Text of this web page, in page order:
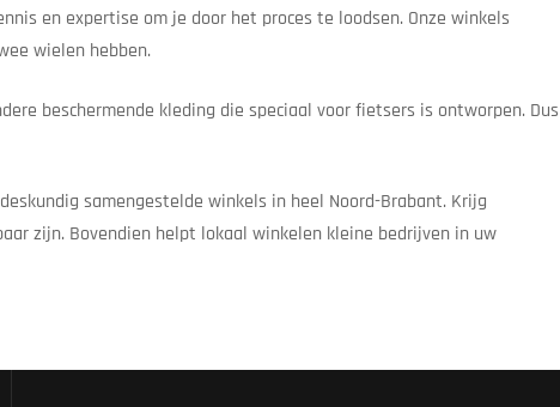
en expertise om je door het proces te loodsen. Onze winkels
wielen hebben.
beschermende kleding die speciaal voor fietsers is ontworpen. Dus
samengestelde winkels in heel Noord-Brabant. Krijg
zijn. Bovendien helpt lokaal winkelen kleine bedrijven in uw